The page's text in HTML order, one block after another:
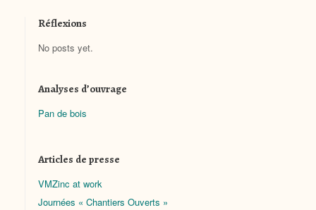
Réflexions
No posts yet.
Analyses d’ouvrage
Pan de bois
Articles de presse
VMZinc at work
Journées « Chantiers Ouverts »